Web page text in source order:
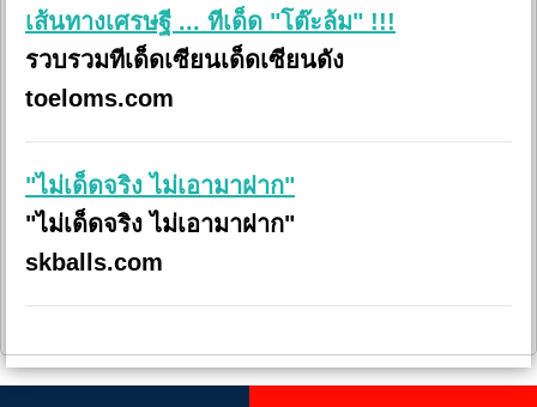
เส้นทางเศรษฐี ... ทีเด็ด "โต๊ะล้ม" !!!
รวบรวมทีเด็ดเซียนเด็ดเซียนดัง
toeloms.com
"ไม่เด็ดจริง ไม่เอามาฝาก"
"ไม่เด็ดจริง ไม่เอามาฝาก"
skballs.com